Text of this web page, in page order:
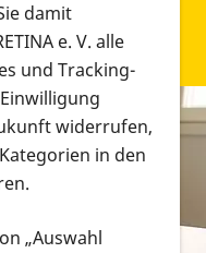
damit
e. V. alle
und Tracking-
widerrufen,
in den
„Auswahl